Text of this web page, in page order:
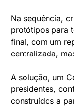
Na sequência,
protótipos para
final, com um
centralizada,
A solução, um
presidentes,
construídos a